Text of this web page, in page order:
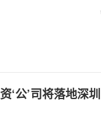
‘公’司将落地深